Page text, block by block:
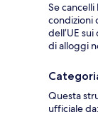
Se
condizioni
dell’UE
di alloggi
Questa
ufficiale